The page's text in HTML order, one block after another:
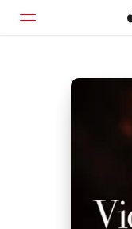
ホーム